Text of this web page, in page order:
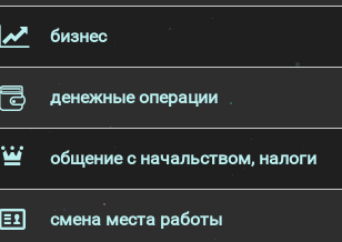
бизнес
денежные операции
общение с начальством, налоги
смена места работы